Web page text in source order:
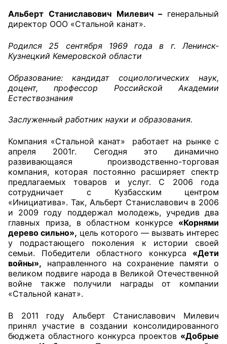
Общественные советы
органах федеральных органов
исполнительной власти
Общественные советы по проведению
независимой оценки качества условий
Структура Палаты
Комиссии
Экспертный совет ОП КО
Совет ОП КО
Общественный штаб
Члены ОП КО
Документы ОП КО
Регламент ОП КО
Кодекс этики ОП КО
Альберт Станиславович Милевич – генеральный
директор ООО «Стальной канат».
Родился 25 сентября 1969 года в г. Ленинск-
Кузнецкий Кемеровской области
Образование: кандидат социологических наук,
доцент, профессор Российской Академии
Естествознания
Заслуженный работник науки и образования.
Компания «Стальной канат» работает на рынке с
апреля 2001г. Сегодня это динамично
развивающаяся производственно-торговая
компания, которая постоянно расширяет спектр
предлагаемых товаров и услуг. С 2006 года
сотрудничает с Кузбасским центром
«Инициатива». Так, Альберт Станиславович в 2006
и 2009 году поддержал молодежь, учредив два
главных приза, в областном конкурсе «Корнями
дерево сильно», цель которого — вызвать интерес
у подрастающего поколения к истории своей
семьи. Победители областного конкурса «Дети
войны», направленного на сохранение памяти о
великом подвиге народа в Великой Отечественной
войне также получили награды от компании
«Стальной канат».
В 2011 году Альберт Станиславович Милевич
принял участие в создании консолидированного
бюджета областного конкурса проектов «Добрые